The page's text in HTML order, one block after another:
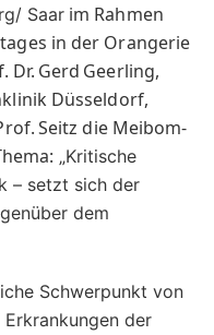
Saar im Rahmen
in der Orangerie
Dr. Gerd Geerling,
Düsseldorf,
Seitz die Meibom-
„Kritische
– setzt sich der
dem
Schwerpunkt von
der